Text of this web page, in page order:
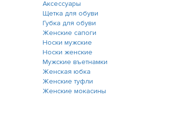
Аксессуары
Щетка для обуви
Губка для обуви
Женские сапоги
Носки мужские
Носки женские
Мужские въетнамки
Женская юбка
Женские туфли
Женские мокасины